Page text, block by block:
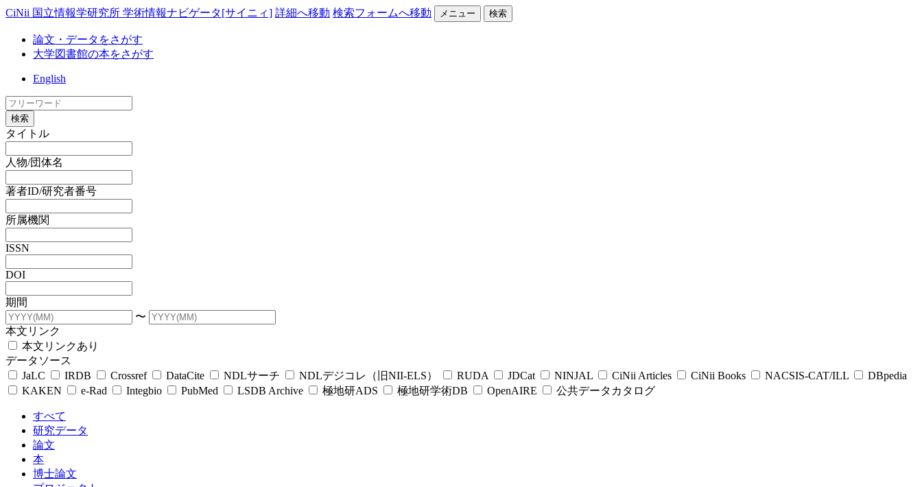
CiNii 国立情報学研究所 学術情報ナビゲータ[サイニィ] 詳細へ移動 検索フォームへ移動 メニュー 検索
論文・データをさがす
大学図書館の本をさがす
English
検索
タイトル
人物/団体名
著者ID/研究者番号
所属機関
ISSN
DOI
期間
〜
本文リンク
本文リンクあり
データソース
JaLC
IRDB Crossref DataCite NDLサーチ NDLデジコレ（旧NII-ELS） RUDA JDCat NINJAL CiNii Articles CiNii Books NACSIS-CAT/ILL
DBpedia
KAKEN
e-Rad Integbio PubMed LSDB Archive 極地研ADS 極地研学術DB OpenAIRE 公共データカタログ
すべて
研究データ
論文
本
博士論文